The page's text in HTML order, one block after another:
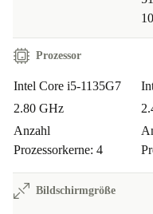
Ja, der Precision 3560
ordentlich Power und
sicheren Seite. Das
entspannten Transport
Café.
Du profitierst von
Prozessor
Intel Core i5-1135G7
2.80 GHz
Anzahl
Prozessorkerne: 4
Bildschirmgröße